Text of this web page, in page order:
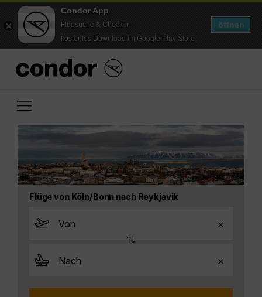
Condor App
Flugsuche & Check-in
kostenlos Download im Google Play Store
öffnen
Flüge von Köln/Bonn nach Reykjavik